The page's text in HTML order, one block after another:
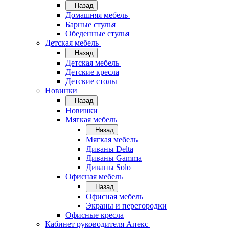
Назад
Домашняя мебель
Барные стулья
Обеденные стулья
Детская мебель
Назад
Детская мебель
Детские кресла
Детские столы
Новинки
Назад
Новинки
Мягкая мебель
Назад
Мягкая мебель
Диваны Delta
Диваны Gamma
Диваны Solo
Офисная мебель
Назад
Офисная мебель
Экраны и перегородки
Офисные кресла
Кабинет руководителя Апекс